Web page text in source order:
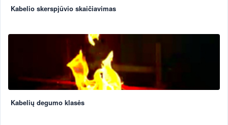
Kabelio skerspjūvio skaičiavimas
Kabelių degumo klasės